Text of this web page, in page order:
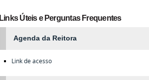
Links Úteis e Perguntas Frequentes
Agenda da Reitora
Link de acesso